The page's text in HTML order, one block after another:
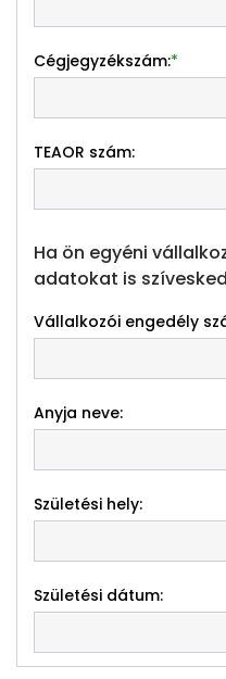
Cégjegyzékszám:*
TEAOR szám:
Ha ön egyéni
adatokat is
Vállalkozói engedély
Anyja neve:
Születési hely:
Születési dátum: